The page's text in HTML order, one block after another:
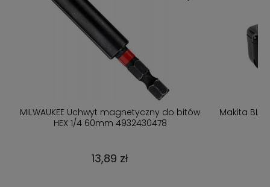
MILWAUKEE Uchwyt magnetyczny do bitów
HEX 1/4 60mm 4932430478
13,89 zł
Makita